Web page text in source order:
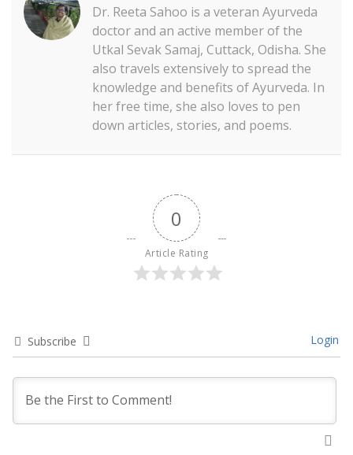
Dr. Reeta Sahoo is a veteran Ayurveda
doctor and an active member of the
Utkal Sevak Samaj, Cuttack, Odisha. She
also travels extensively to spread the
knowledge and benefits of Ayurveda. In
her free time, she also loves to pen
down articles, stories, and poems.
0
Article Rating
Subscribe Login